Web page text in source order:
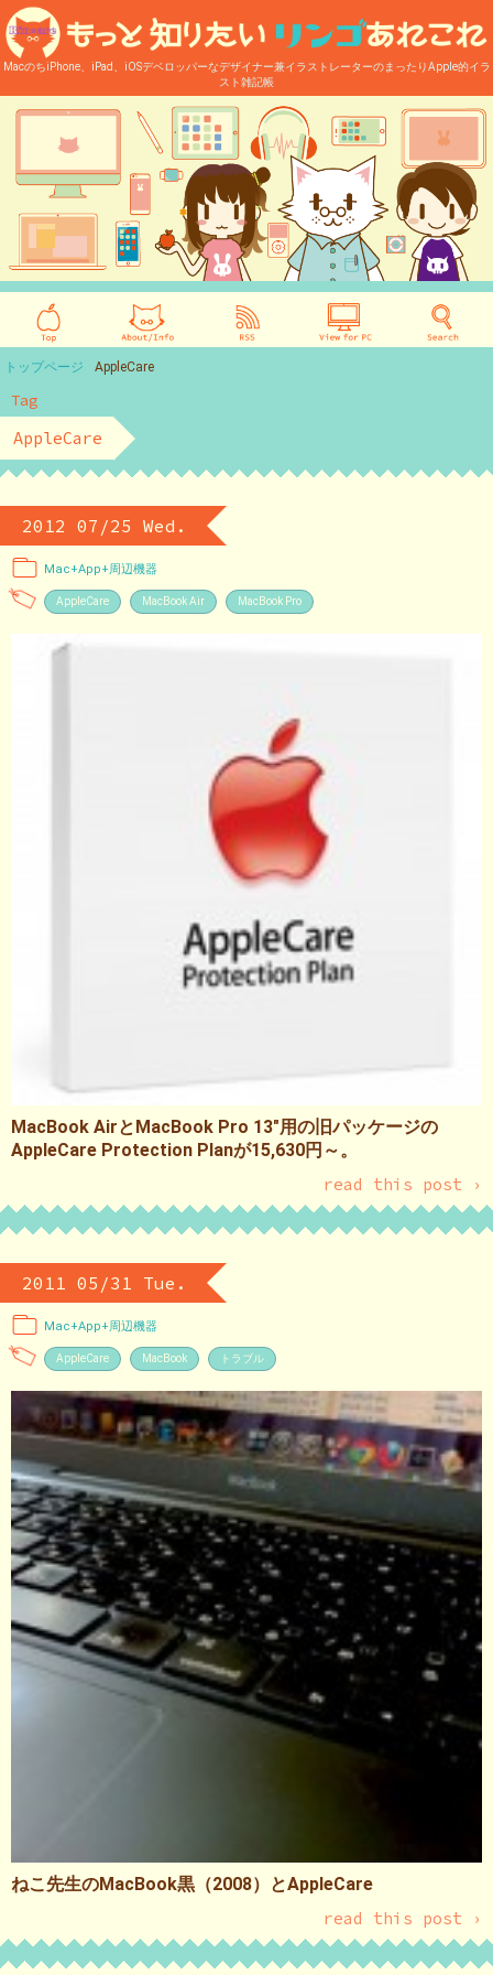
MacのちiPhone、iPad、iOSデベロッパーなデザイナー兼イラストレーターのまったりApple的イラ
スト雑記帳
トップページ AppleCare
Tag
AppleCare
2012 07/25 Wed.
Mac+App+周辺機器
AppleCare MacBook Air MacBook Pro
MacBook AirとMacBook Pro 13″用の旧パッケージの
AppleCare Protection Planが15,630円～。
read this post ›
2011 05/31 Tue.
Mac+App+周辺機器
AppleCare MacBook トラブル
ねこ先生のMacBook黒（2008）とAppleCare
read this post ›